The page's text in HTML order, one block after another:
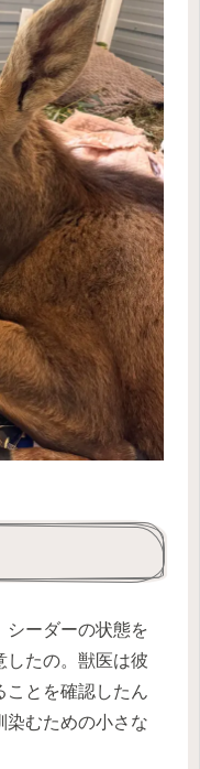
シーダーの状態を
したの。獣医は彼
ことを確認したん
染むための小さな